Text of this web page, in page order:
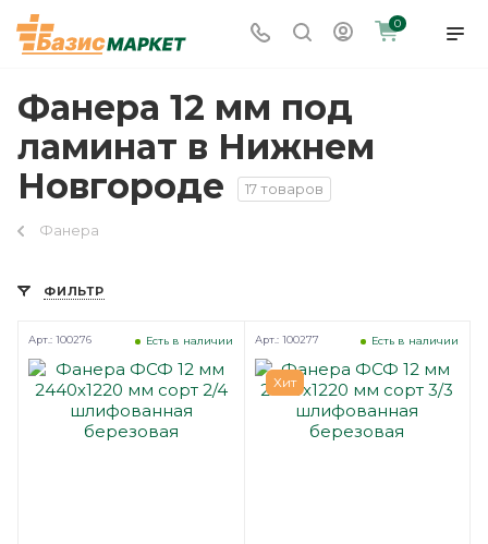
0
Фанера 12 мм под
ламинат в Нижнем
Новгороде
17 товаров
Фанера
ФИЛЬТР
Есть в наличии
Арт.: 100276
Хит
Есть в наличии
Арт.: 100277